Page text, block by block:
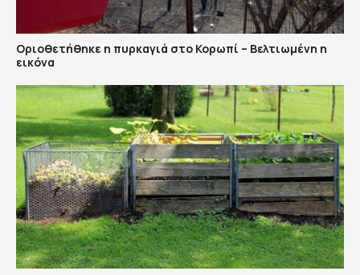
Οριοθετήθηκε η πυρκαγιά στο Κορωπί – Βελτιωμένη η
εικόνα